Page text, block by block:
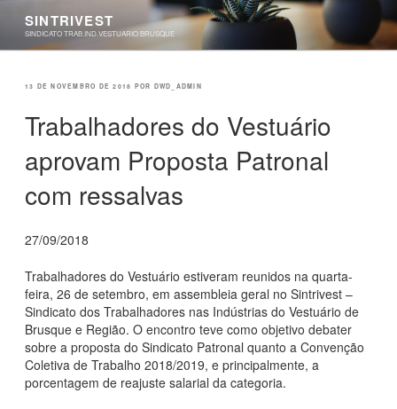
Pular
SINTRIVEST
SINDICATO TRAB.IND.VESTUARIO BRUSQUE
PUBLICADO
13 DE NOVEMBRO DE 2018 POR DWD_ADMIN
Trabalhadores do Vestuário
aprovam Proposta Patronal
com ressalvas
27/09/2018
Trabalhadores do Vestuário estiveram reunidos na quarta-
feira, 26 de setembro, em assembleia geral no Sintrivest –
Sindicato dos Trabalhadores nas Indústrias do Vestuário de
Brusque e Região. O encontro teve como objetivo debater
sobre a proposta do Sindicato Patronal quanto a Convenção
Coletiva de Trabalho 2018/2019, e principalmente, a
porcentagem de reajuste salarial da categoria.